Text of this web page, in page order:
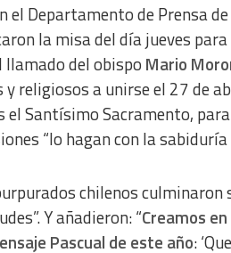
el Departamento de Prensa
la misa del día jueves
llamado del obispo Mario
y religiosos a unirse el 27 de
el Santísimo Sacramento,
“lo hagan con la
chilenos
Y añadieron: “Creamos
Pascual de este año: